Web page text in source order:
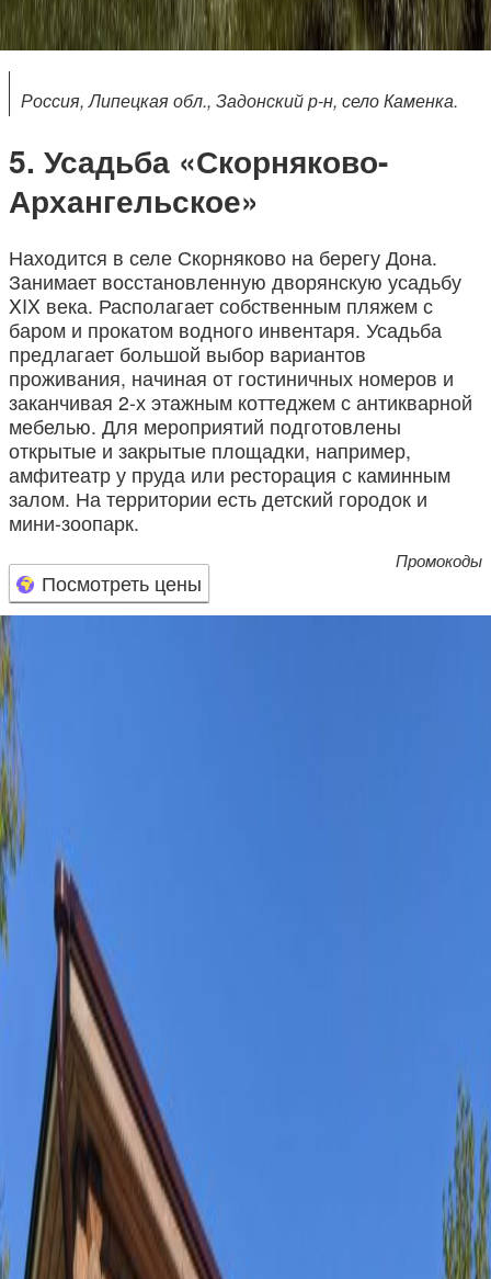
Россия, Липецкая обл., Задонский р-н, село Каменка.
Усадьба «Скорняково-
Архангельское»
Находится в селе Скорняково на берегу Дона.
Занимает восстановленную дворянскую усадьбу
XIX века. Располагает собственным пляжем с
баром и прокатом водного инвентаря. Усадьба
предлагает большой выбор вариантов
проживания, начиная от гостиничных номеров и
заканчивая 2-х этажным коттеджем с антикварной
мебелью. Для мероприятий подготовлены
открытые и закрытые площадки, например,
амфитеатр у пруда или ресторация с каминным
залом. На территории есть детский городок и
мини-зоопарк.
Посмотреть цены
Промокоды